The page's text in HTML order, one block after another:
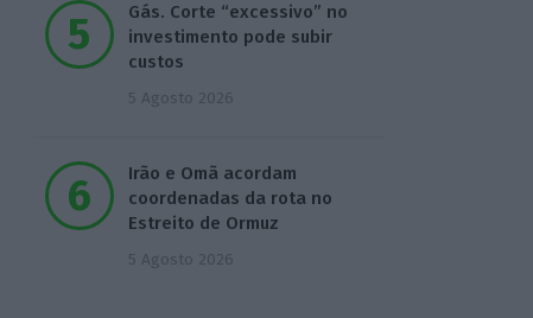
Gás. Corte “excessivo” no
investimento pode subir
custos
5 Agosto 2026
Irão e Omã acordam
coordenadas da rota no
Estreito de Ormuz
5 Agosto 2026